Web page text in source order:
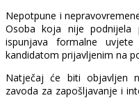
Nepotpune i
Osoba koja nije podnijela
ispunjava formalne
kandidatom prijavljenim na
Natječaj će biti objavljen
zavoda za zapošljavanje i